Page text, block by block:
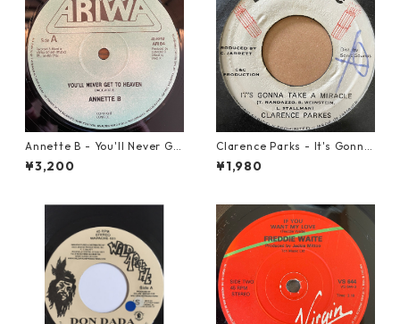
Annette B - You'll Never Ge
t To Heaven【12-50058】
¥3,200
Clarence Parks - It's Gonna
Take A Miracle【7-21096】
¥1,980